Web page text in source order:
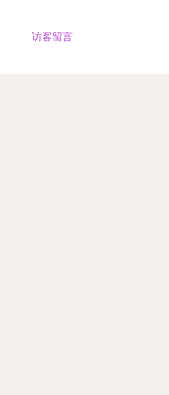
访客留言